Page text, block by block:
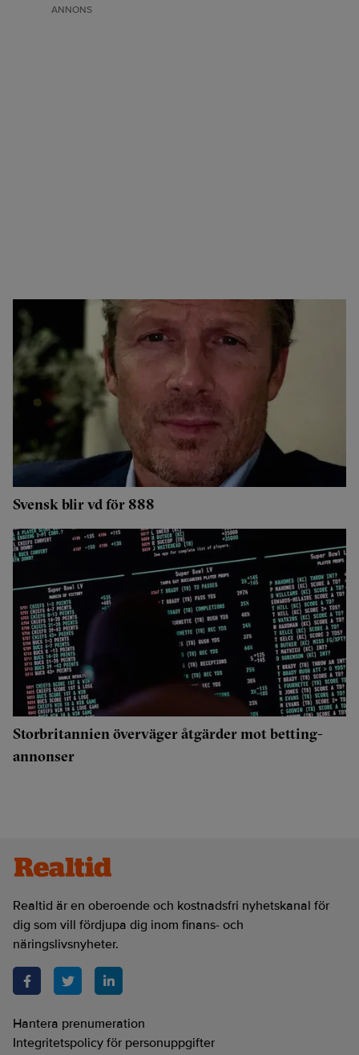
ANNONS
Svensk blir vd för 888
Storbritannien överväger åtgärder mot betting-
annonser
Realtid är en oberoende och kostnadsfri nyhetskanal för
dig som vill fördjupa dig inom finans- och
näringslivsnyheter.
Hantera prenumeration
Integritetspolicy för personuppgifter